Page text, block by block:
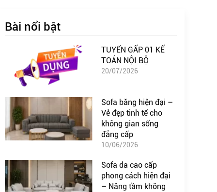
Bài nổi bật
TUYỂN GẤP 01 KẾ
TOÁN NỘI BỘ
20/07/2026
Sofa băng hiện đại –
Vẻ đẹp tinh tế cho
không gian sống
đẳng cấp
10/06/2026
Sofa da cao cấp
phong cách hiện đại
– Nâng tầm không